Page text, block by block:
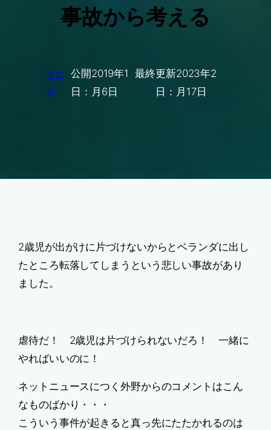
事故から考える
ブロ
グ
公開
日：
2019年1
月6日
最終更新
日：
2023年2
月17日
2歳児が出がけに片づけないからとベランダに出し
たところ転落してしまうという悲しい事故があり
ました。
虐待だ！ 2歳児は片づけられないだろ！ 一緒に
やればいいのに！
ネットニュースにつく外野からのコメントはこん
なものばかり・・・
こういう事件が起きると真っ先にたたかれるのは